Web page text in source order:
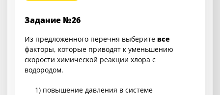
Задание №26
Из предложенного перечня выберите все
факторы, которые приводят к уменьшению
скорости химической реакции хлора с
водородом.
1) повышение давления в системе